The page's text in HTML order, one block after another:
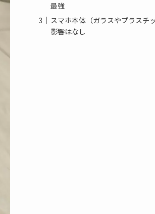
最強
スマホ本体（ガラスやプラスチ
影響はなし